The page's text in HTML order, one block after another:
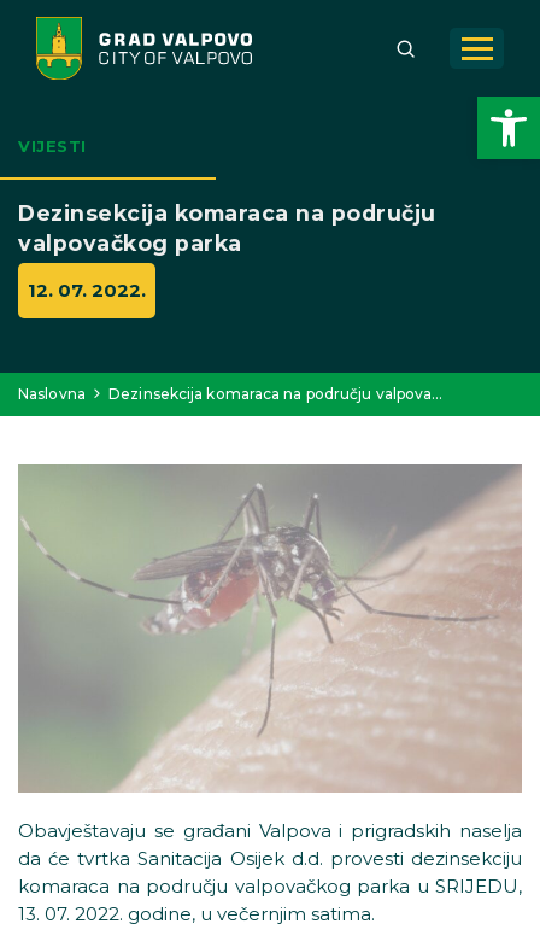
Open toolbar
VIJESTI
Dezinsekcija komaraca na području
valpovačkog parka
12. 07. 2022.
Naslovna Dezinsekcija komaraca na području valpova…
Obavještavaju se građani Valpova i prigradskih naselja
da će tvrtka Sanitacija Osijek d.d. provesti dezinsekciju
komaraca na području valpovačkog parka u SRIJEDU,
13. 07. 2022. godine, u večernjim satima.